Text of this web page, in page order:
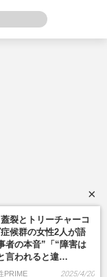
×